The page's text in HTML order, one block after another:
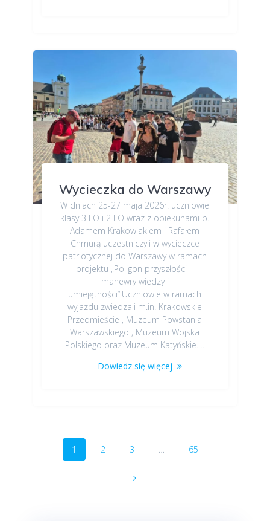
Wycieczka do Warszawy
W dniach 25-27 maja 2026r. uczniowie
klasy 3 LO i 2 LO wraz z opiekunami p.
Adamem Krakowiakiem i Rafałem
Chmurą uczestniczyli w wycieczce
patriotycznej do Warszawy w ramach
projektu „Poligon przyszłości –
manewry wiedzy i
umiejętności”.Uczniowie w ramach
wyjazdu zwiedzali m.in. Krakowskie
Przedmieście , Muzeum Powstania
Warszawskiego , Muzeum Wojska
Polskiego oraz Muzeum Katyńskie.…
Dowiedz się więcej
Nawigacja
Strona
1 Strona
2 Strona
3 … Strona
65